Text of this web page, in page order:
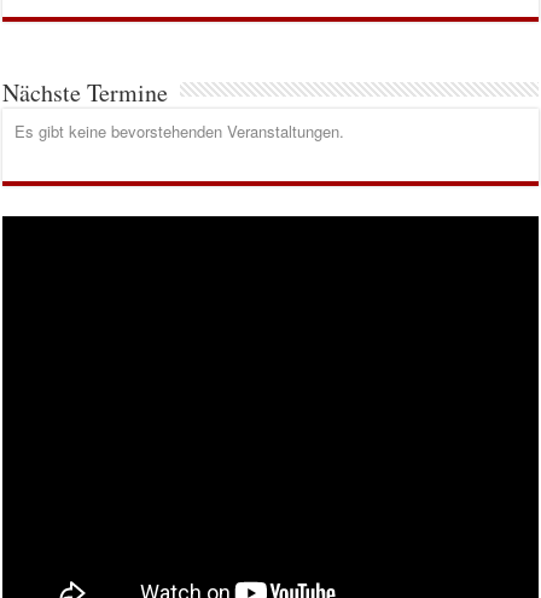
Nächste Termine
Es gibt keine bevorstehenden Veranstaltungen.